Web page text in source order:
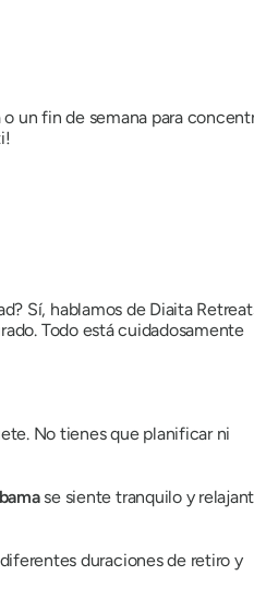
un fin de semana para
Sí, hablamos de Diaita
Todo está cuidadosamente
No tienes que planificar ni
se siente tranquilo y
duraciones de retiro y